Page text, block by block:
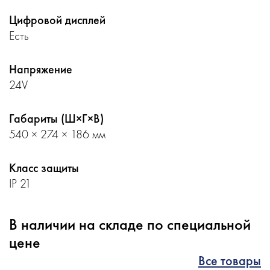
Цифровой дисплей
Есть
Напряжение
24V
Габариты (Ш×Г×В)
540 × 274 × 186 мм
Класс защиты
IP 21
В наличии на складе по специальной
цене
Все товары